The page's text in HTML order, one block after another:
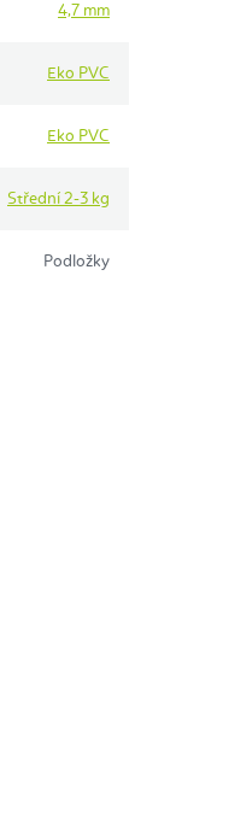
4,7 mm
Eko PVC
Eko PVC
Střední 2-3 kg
Podložky